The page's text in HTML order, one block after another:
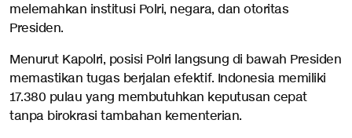
melemahkan institusi Polri, negara, dan otoritas
Presiden.
Menurut Kapolri, posisi Polri langsung di bawah Presiden
memastikan tugas berjalan efektif. Indonesia memiliki
17.380 pulau yang membutuhkan keputusan cepat
tanpa birokrasi tambahan kementerian.